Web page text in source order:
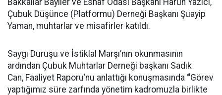
Bakkallar Bayiler ve Esnaf Odası Başkanı Harun Yazıcı,
Çubuk Düşünce (Platformu) Derneği Başkanı Şuayip
Yaman, muhtarlar ve misafirler katıldı.
Saygı Duruşu ve İstiklal Marşı’nın okunmasının
ardından Çubuk Muhtarlar Derneği başkanı Sadık
Can, Faaliyet Raporu’nu anlattığı konuşmasında “Görev
yaptığımız süre zarfında yönetim kadromuzla birlikte